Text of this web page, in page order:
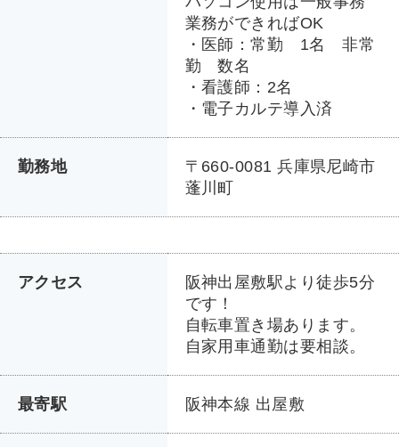
業務ができればOK
・医師：常勤 1名 非常
勤 数名
・看護師：2名
・電子カルテ導入済
勤務地
〒660-0081 兵庫県尼崎市
蓬川町
アクセス
阪神出屋敷駅より徒歩5分
です！
自転車置き場あります。
自家用車通勤は要相談。
最寄駅 阪神本線 出屋敷